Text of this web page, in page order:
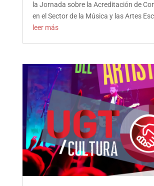
la Jornada sobre la Acreditación de
en el Sector de la Música y las Artes
leer más